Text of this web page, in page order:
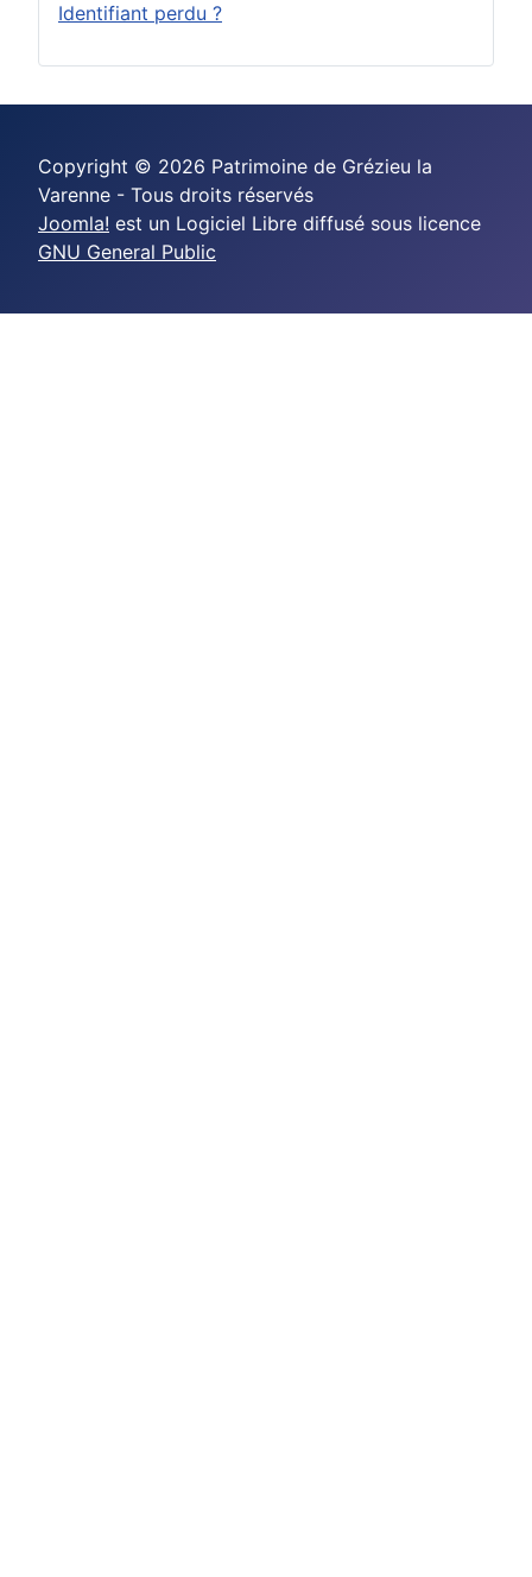
Identifiant perdu ?
Copyright © 2026 Patrimoine de Grézieu la
Varenne - Tous droits réservés
Joomla! est un Logiciel Libre diffusé sous licence
GNU General Public